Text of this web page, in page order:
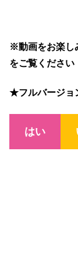
※動画をお楽し
をご覧ください
★フルバージョ
はい